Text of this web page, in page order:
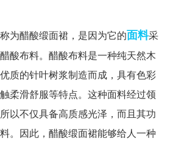
为醋酸缎面裙，是因为它的面料采
酸布料。醋酸布料是一种纯天然木
质的针叶树浆制造而成，具有色彩
柔滑舒服等特点。这种面料经过领
以不仅具备高质感光泽，而且其功
。因此，醋酸缎面裙能够给人一种